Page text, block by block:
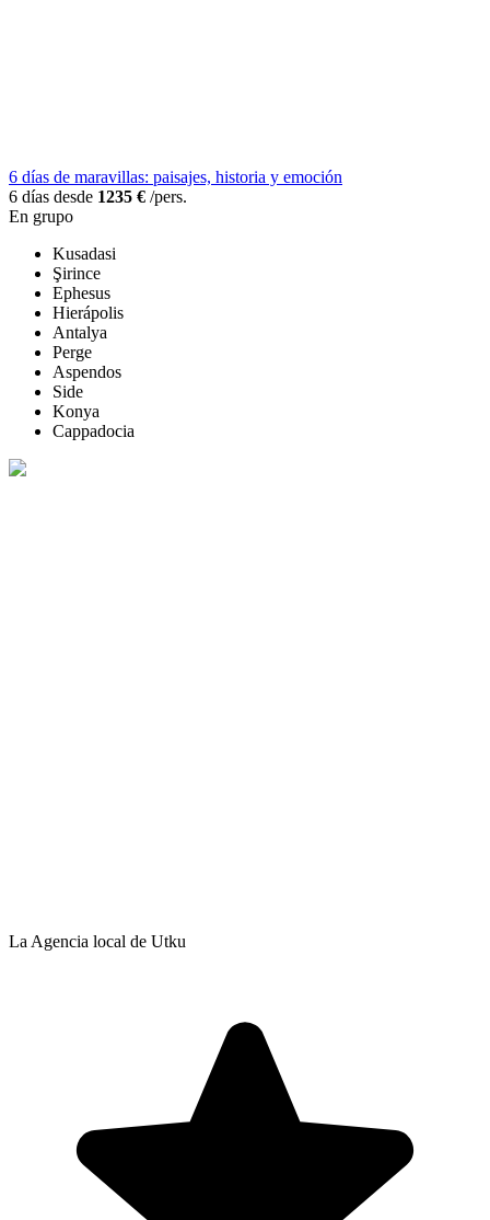
6 días de maravillas: paisajes, historia y emoción
6 días desde 1235 € /pers.
En grupo
Kusadasi
Şirince
Ephesus
Hierápolis
Antalya
Perge
Aspendos
Side
Konya
Cappadocia
La Agencia local de Utku